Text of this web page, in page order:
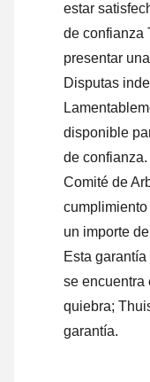
estar
de confianza
presentar
Disputas
disponible
de confianza.
Comité de
un importe
Esta
se encuentra
quiebra;
garantía.